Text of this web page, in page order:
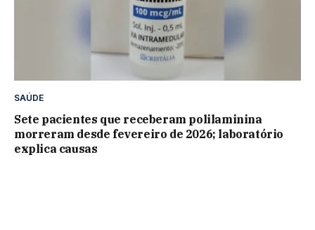
SAÚDE
Sete pacientes que receberam polilaminina
morreram desde fevereiro de 2026; laboratório
explica causas